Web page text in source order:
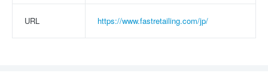
URL https://www.fastretailing.com/jp/